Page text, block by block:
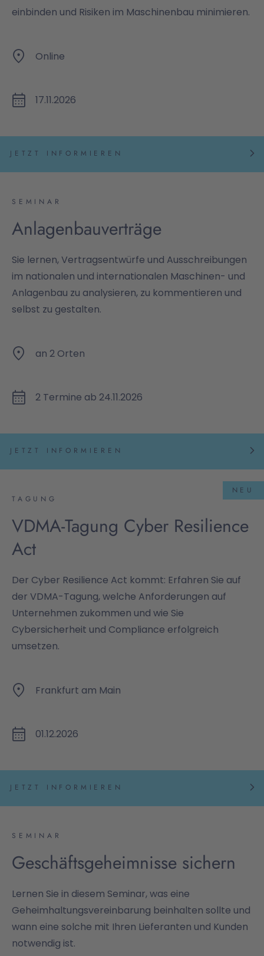
einbinden und Risiken im Maschinenbau minimieren.
Online
17.11.2026
JETZT INFORMIEREN
SEMINAR
Anlagenbauverträge
Sie lernen, Vertragsentwürfe und Ausschreibungen
im nationalen und internationalen Maschinen- und
Anlagenbau zu analysieren, zu kommentieren und
selbst zu gestalten.
an 2 Orten
2 Termine ab 24.11.2026
JETZT INFORMIEREN
TAGUNG
VDMA-Tagung Cyber Resilience
Act
NEU
Der Cyber Resilience Act kommt: Erfahren Sie auf
der VDMA-Tagung, welche Anforderungen auf
Unternehmen zukommen und wie Sie
Cybersicherheit und Compliance erfolgreich
umsetzen.
Frankfurt am Main
01.12.2026
JETZT INFORMIEREN
SEMINAR
Geschäftsgeheimnisse sichern
Lernen Sie in diesem Seminar, was eine
Geheimhaltungsvereinbarung beinhalten sollte und
wann eine solche mit Ihren Lieferanten und Kunden
notwendig ist.